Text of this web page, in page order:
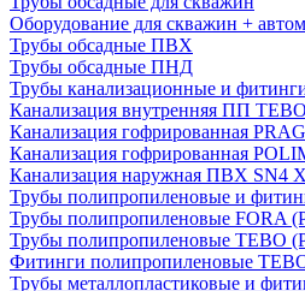
Оборудование для скважин +
Трубы обсадные ПВХ
Трубы обсадные ПНД
Трубы канализационные и
Канализация внутренняя ПП TEBO
Канализация гофрированная
Канализация гофрированная
Канализация наружная ПВХ
Трубы полипропиленовые и
Трубы полипропиленовые FORA
Трубы полипропиленовые TEBO
Фитинги полипропиленовые
Трубы металлопластиковые и